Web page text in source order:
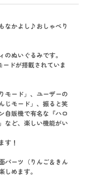
なかよし♪おしゃべり
ぬいぐるみです。
ドが搭載されていま
モード」、ユーザーの
じモード」、振ると笑
自販機で有名な『ハロ
など、楽しい機能がい
す！
パーツ（りんご＆きん
めます。